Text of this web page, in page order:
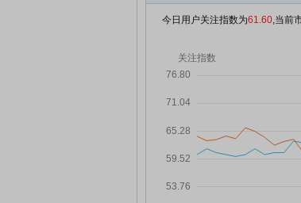
07-31
融资余额5424.54
贝隆精密：融资
07-28
今日用户关注指数为61.60,当前